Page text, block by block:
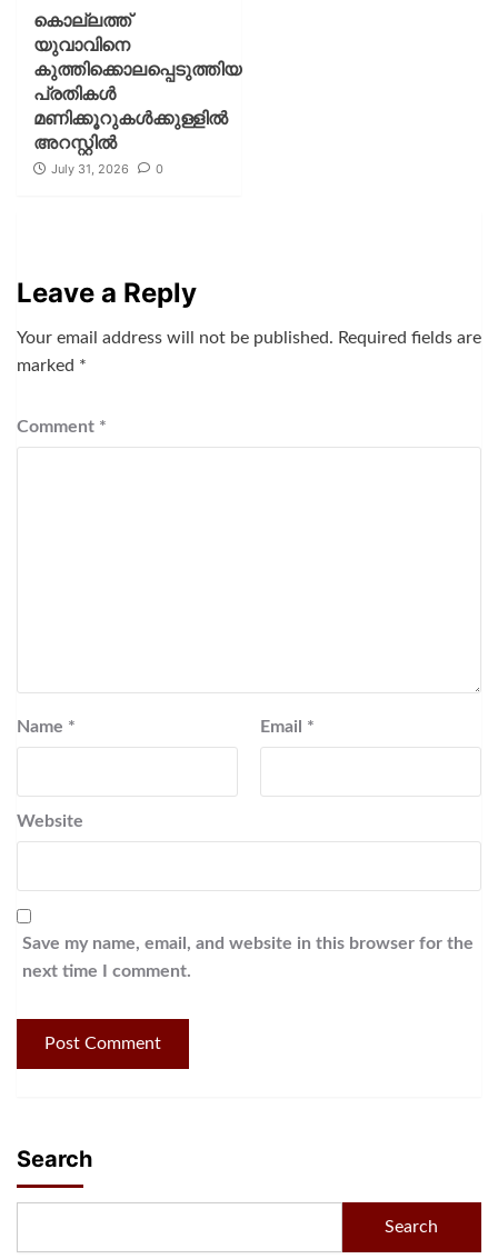
കൊല്ലത്ത്
യുവാവിനെ
കുത്തിക്കൊലപ്പെടുത്തിയ
പ്രതികൾ
മണിക്കൂറുകൾക്കുള്ളിൽ
അറസ്റ്റിൽ
July 31, 2026 0
Leave a Reply
Your email address will not be published. Required fields are
marked *
Comment *
Name * Email *
Website
Save my name, email, and website in this browser for the
next time I comment.
Search
Search